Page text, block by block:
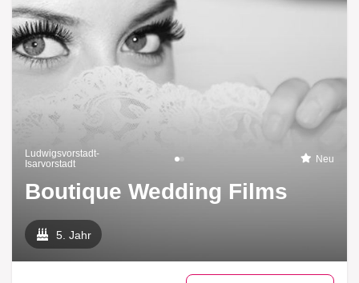
Ludwigsvorstadt-
Isarvorstadt
Neu
Boutique Wedding Films
5. Jahr